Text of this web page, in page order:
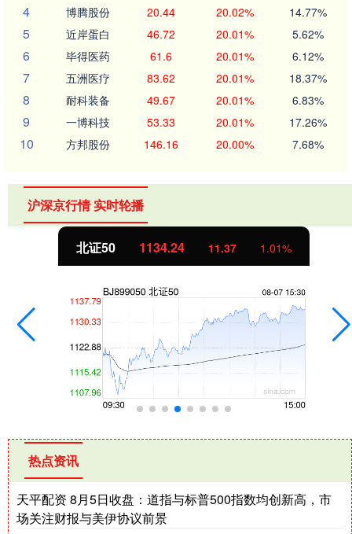
4 博腾股份 20.44 20.02% 14.77%
5 近岸蛋白 46.72 20.01% 5.62%
6 毕得医药 61.6 20.01% 6.12%
7 五洲医疗 83.62 20.01% 18.37%
8 耐科装备 49.67 20.01% 6.83%
9 一博科技 53.33 20.01% 17.26%
10 方邦股份 146.16 20.00% 7.68%
沪深京行情 实时轮播
北证50 1134.24 11.37 1.01%
热点资讯
天平配资 8月5日收盘：道指与标普500指数均创新高，市
场关注财报与美伊协议前景